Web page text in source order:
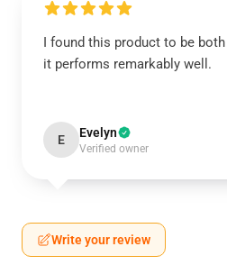
I found this product to be
it performs remarkably well.
E Evelyn
Verified owner
Write your review